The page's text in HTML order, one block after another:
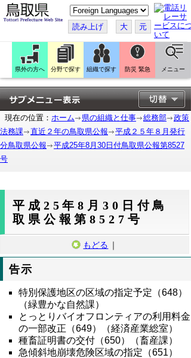
こ
の
ペ
ー
ジ
翻
訳
す
る
読み上げ 大 元
県外の方へ 分野で探す 組織で探す 防災 緊急 メニュー
現在の位置： ホーム 県の組織と仕事 総務部
政策
法務課
直近２年の鳥取県公報
平成２５年８月発行
分鳥取県公報
平成25年8月30日付鳥取県公報第8527
号
平成25年8月30日付鳥
取県公報第8527号
もどる ｜
告示
特別保護地区の区域の指定予定（648）
（緑豊かな自然課）
とっとりバイオフロンティアの利用料金
の一部改正（649）（経済産業総室）
種畜証明書の交付（650）（畜産課）
急傾斜地崩壊危険区域の指定（651）